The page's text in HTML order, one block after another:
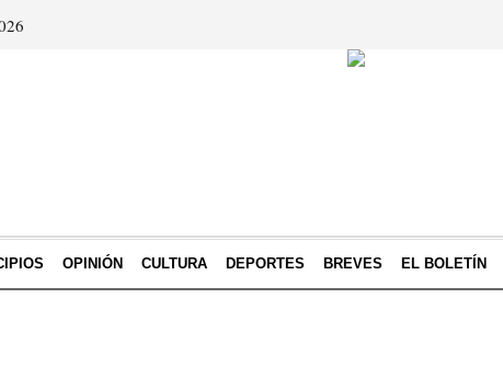
OPINIÓN CULTURA DEPORTES BREVES EL BOLETÍN